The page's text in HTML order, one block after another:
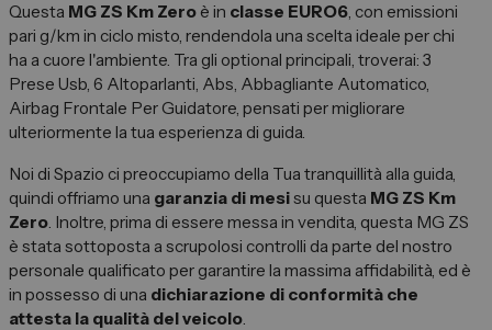
Lavora con noi
Servizio Clienti
Telefono Vendita
Telefono Officina
011 22 51 737
Email
spazio@spaziogroup.com
Questa MG ZS Km Zeroè in classe EURO6, con emissioni
pari g/km in ciclo misto, rendendola una scelta ideale per chi
ha a cuore l'ambiente. Tra gli optional principali, troverai: 3
Prese Usb, 6 Altoparlanti, Abs, Abbagliante Automatico,
Airbag Frontale Per Guidatore, pensati per migliorare
ulteriormente la tua esperienza di guida.
Noi di Spazio ci preoccupiamo della Tua tranquillità alla guida,
quindi offriamo una garanzia di mesisu questa MG ZS Km
Zero. Inoltre, prima di essere messa in vendita, questa MG ZS
è stata sottoposta a scrupolosi controlli da parte del nostro
personale qualificato per garantire la massima affidabilità, ed è
in possesso di una dichiarazione di conformità che
attesta la qualità del veicolo.